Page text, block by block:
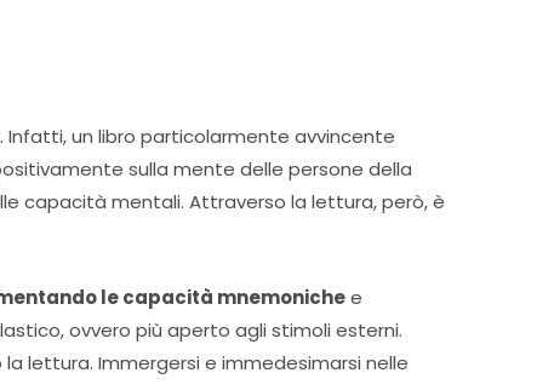
un libro particolarmente avvincente
sulla mente delle persone della
capacità mentali. Attraverso la lettura, però, è
le capacità mnemonichee
ovvero più aperto agli stimoli esterni.
lettura. Immergersi e immedesimarsi nelle